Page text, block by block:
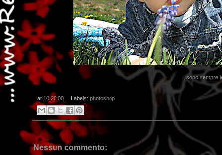
...sono sempre
at 10:20:00 Labels: photoshop
Nessun commento: